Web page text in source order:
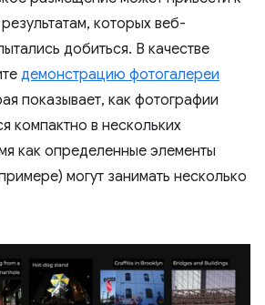
которых веб-
добиться. В качестве
демонстрацию фотогалереи
показывает, как фотографии
компактно в нескольких
как определенные элементы
могут занимать несколько